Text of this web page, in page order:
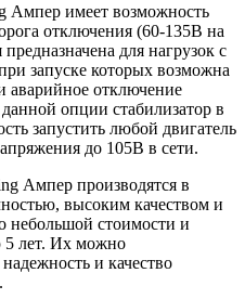
Ампер имеет возможность
отключения (60-135В на
для нагрузок с
запуске которых возможна
аварийное отключение
опции стабилизатор в
запустить любой двигатель
до 105В в сети.
Ампер производятся в
высоким качеством и
небольшой стоимости и
лет. Их можно
и качество